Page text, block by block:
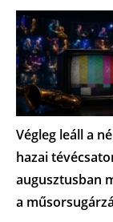
Végleg leáll a
hazai
augusztusban
a